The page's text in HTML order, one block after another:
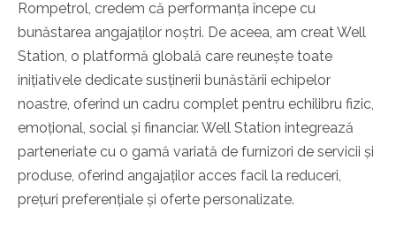
Rompetrol, credem că performanța începe cu
bunăstarea angajaților noștri. De aceea, am creat Well
Station, o platformă globală care reunește toate
inițiativele dedicate susținerii bunăstării echipelor
noastre, oferind un cadru complet pentru echilibru fizic,
emoțional, social și financiar. Well Station integrează
parteneriate cu o gamă variată de furnizori de servicii și
produse, oferind angajaților acces facil la reduceri,
prețuri preferențiale și oferte personalizate.